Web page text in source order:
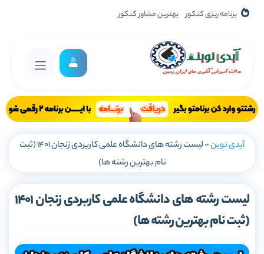
برنامه ریزی کنکور بهترین مشاور کنکور
آیدی نوین-
لیست رشته های دانشگاه علمی کاربردی زنجان 1401 (ثبت
نام بهترین رشته ها)
لیست رشته های دانشگاه علمی کاربردی زنجان 1401
(ثبت نام بهترین رشته ها)